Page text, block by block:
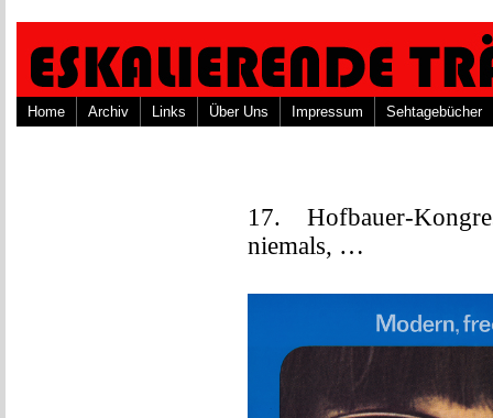
Home Archiv Links Über Uns Impressum Sehtagebücher
17. Hofbauer-
niemals, …